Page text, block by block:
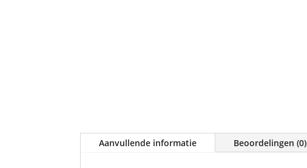
Aanvullende informatie Beoordelingen (0)